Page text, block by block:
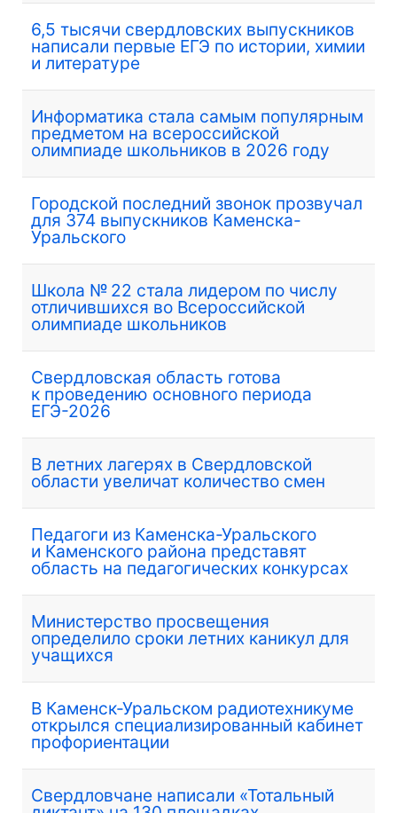
6,5 тысячи свердловских выпускников
написали первые ЕГЭ по истории, химии
и литературе
Информатика стала самым популярным
предметом на всероссийской
олимпиаде школьников в 2026 году
Городской последний звонок прозвучал
для 374 выпускников Каменска-
Уральского
Школа № 22 стала лидером по числу
отличившихся во Всероссийской
олимпиаде школьников
Свердловская область готова
к проведению основного периода
ЕГЭ-2026
В летних лагерях в Свердловской
области увеличат количество смен
Педагоги из Каменска-Уральского
и Каменского района представят
область на педагогических конкурсах
Министерство просвещения
определило сроки летних каникул для
учащихся
В Каменск-Уральском радиотехникуме
открылся специализированный кабинет
профориентации
Свердловчане написали «Тотальный